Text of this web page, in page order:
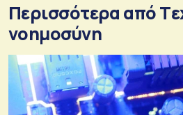
Περισσότερα από
νοημοσύνη